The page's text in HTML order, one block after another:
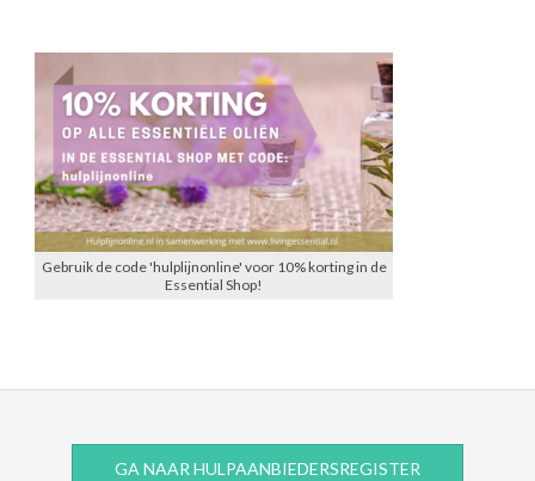
Gebruik de code 'hulplijnonline' voor 10% korting in de
Essential Shop!
GA NAAR HULPAANBIEDERSREGISTER